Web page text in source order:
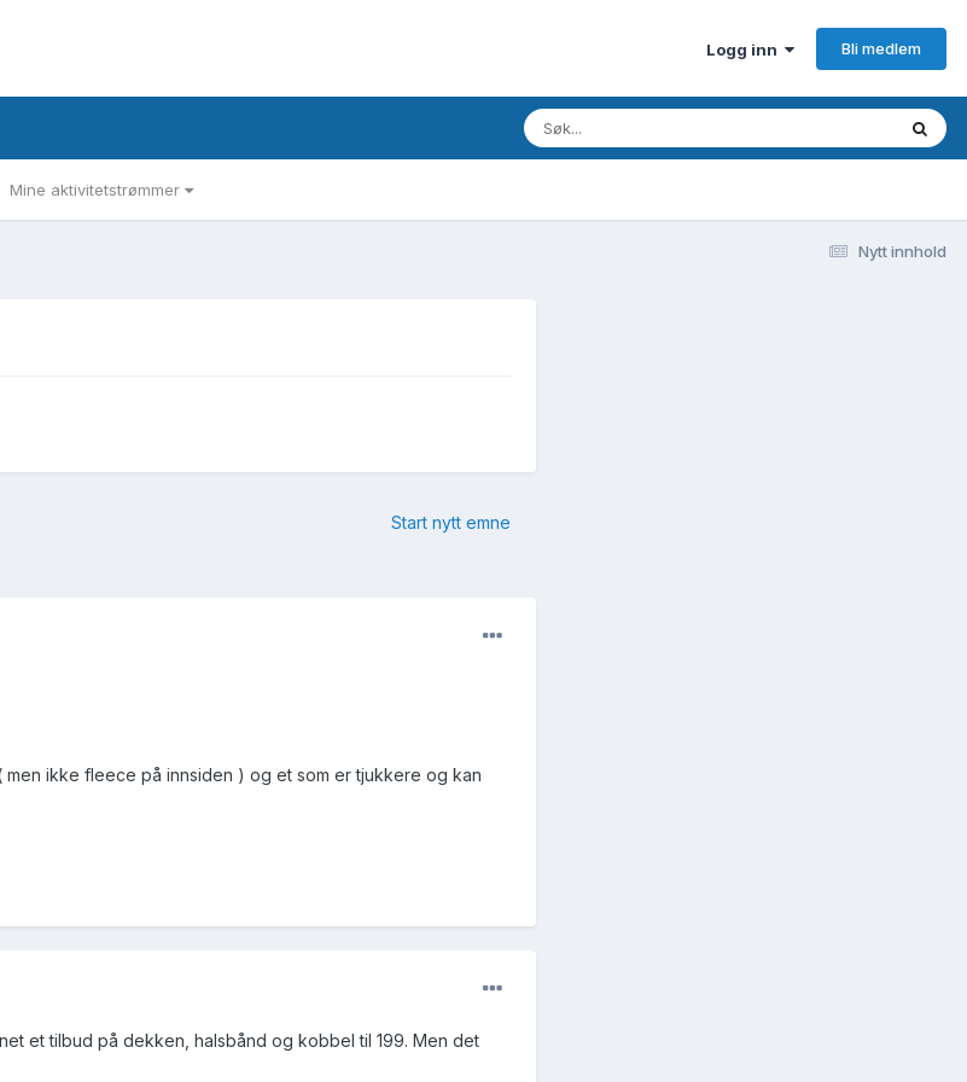
Logg inn Bli medlem
Mine aktivitetstrømmer
Nytt innhold
Start nytt emne
ikke fleece på innsiden ) og et som er tjukkere og kan
et tilbud på dekken, halsbånd og kobbel til 199. Men det